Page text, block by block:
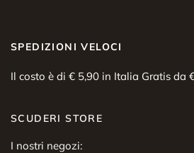
SPEDIZIONI VELOCI
Il costo è di € 5,90 in Italia Gratis da
SCUDERI STORE
I nostri negozi: